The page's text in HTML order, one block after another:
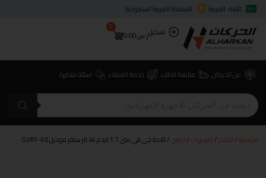
اللغة: العربية
المملكة العربية السعودية
تسجيلر.س0.00
0
عن الحركان متابعة الطلب خدمة العملاء اسئلة متكررة
الرئيسية/المتجر/الفريزرات/ارضي/ ثلاجة جي في سي 1.7 قدم 46 لتر سلفر موديل GVRF-65